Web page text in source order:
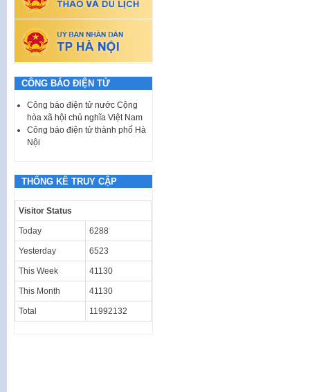
CÔNG BÁO ĐIỆN TỬ
Công báo điện tử nước Cộng
hòa xã hội chủ nghĩa Việt Nam
Công báo điện tử thành phố Hà
Nội
THỐNG KÊ TRUY CẬP
Visitor Status
Today 6288
Yesterday 6523
This Week 41130
This Month 41130
Total 11992132